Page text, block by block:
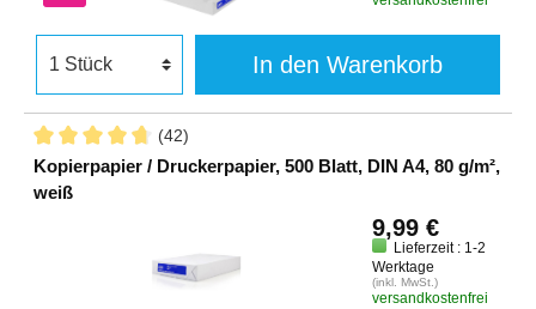
In den Warenkorb
(42)
Kopierpapier / Druckerpapier, 500 Blatt, DIN A4, 80 g/m²,
weiß
9,99 €
Lieferzeit : 1-2
Werktage
(inkl. MwSt.)
versandkostenfrei